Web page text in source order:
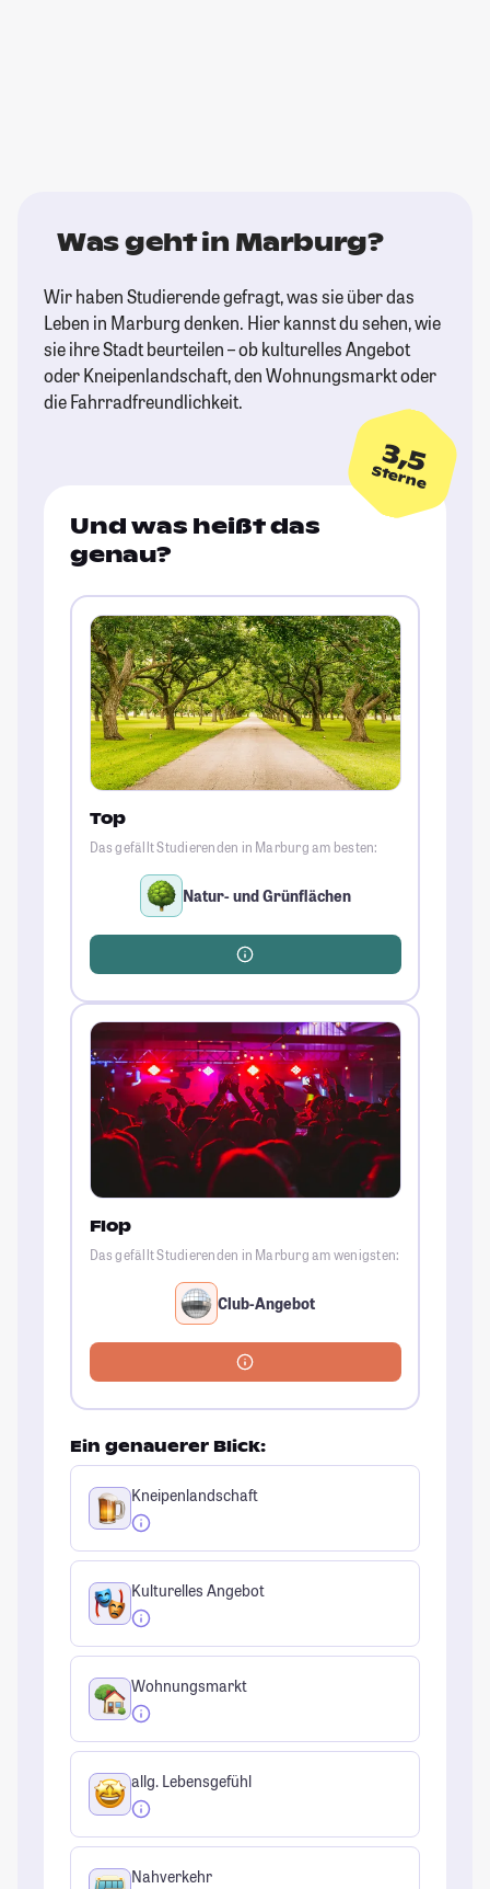
Was geht in Marburg?
Wir haben Studierende gefragt, was sie über das
Leben in Marburg denken. Hier kannst du sehen, wie
sie ihre Stadt beurteilen – ob kulturelles Angebot
oder Kneipenlandschaft, den Wohnungsmarkt oder
die Fahrradfreundlichkeit.
3,5
Sterne
Und was heißt das
genau?
Top
Das gefällt Studierenden in Marburg am besten:
Natur- und Grünflächen
Flop
Das gefällt Studierenden in Marburg am wenigsten:
Club-Angebot
Ein genauerer Blick:
Kneipenlandschaft
Kulturelles Angebot
Wohnungsmarkt
allg. Lebensgefühl
Nahverkehr